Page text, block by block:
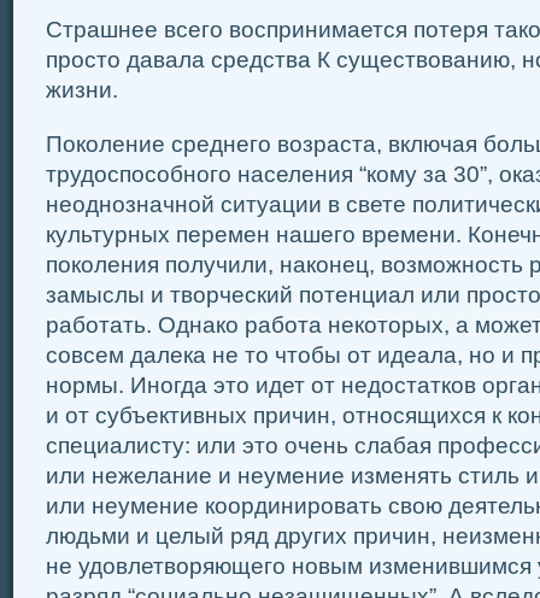
Страшнее всего воспринимается потеря
просто давала средства К существованию,
жизни.
Поколение среднего возраста, включая
трудоспособного населения “кому за 30”,
неоднозначной ситуации в свете
культурных перемен нашего времени.
поколения получили, наконец, возможность
замыслы и творческий потенциал или
работать. Однако работа некоторых, а
совсем далека не то чтобы от идеала, но и
нормы. Иногда это идет от недостатков
и от субъективных причин, относящихся к
специалисту: или это очень слабая
или нежелание и неумение изменять стиль
или неумение координировать свою
людьми и целый ряд других причин,
не удовлетворяющего новым изменившимся